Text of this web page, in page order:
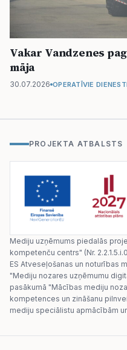
Vakar Vandzenes
māja
30.07.2026 OPERATĪVIE DIENESTI
PROJEKTA ATBALSTS
Mediju uzņēmums piedalās
kompetenču centrs" (Nr.
ES Atveseļošanas un noturības
"Mediju nozares uzņēmumu
pasākumā "Mācības mediju
kompetences un zināšanu
mediju speciālistu apmācībām